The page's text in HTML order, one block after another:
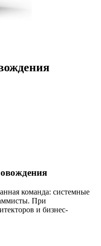
команда: системные
При
и бизнес-